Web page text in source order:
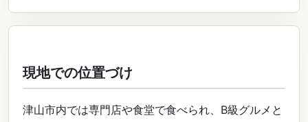
現地での位置づけ
津山市内では専門店や食堂で食べられ、B級グルメと